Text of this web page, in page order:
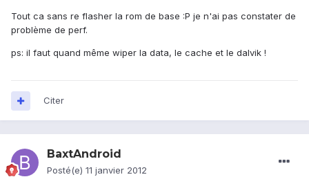
Tout ca sans re flasher la rom de base :P je n'ai pas constater de
problème de perf.
ps: il faut quand même wiper la data, le cache et le dalvik !
Citer
BaxtAndroid
Posté(e) 11 janvier 2012